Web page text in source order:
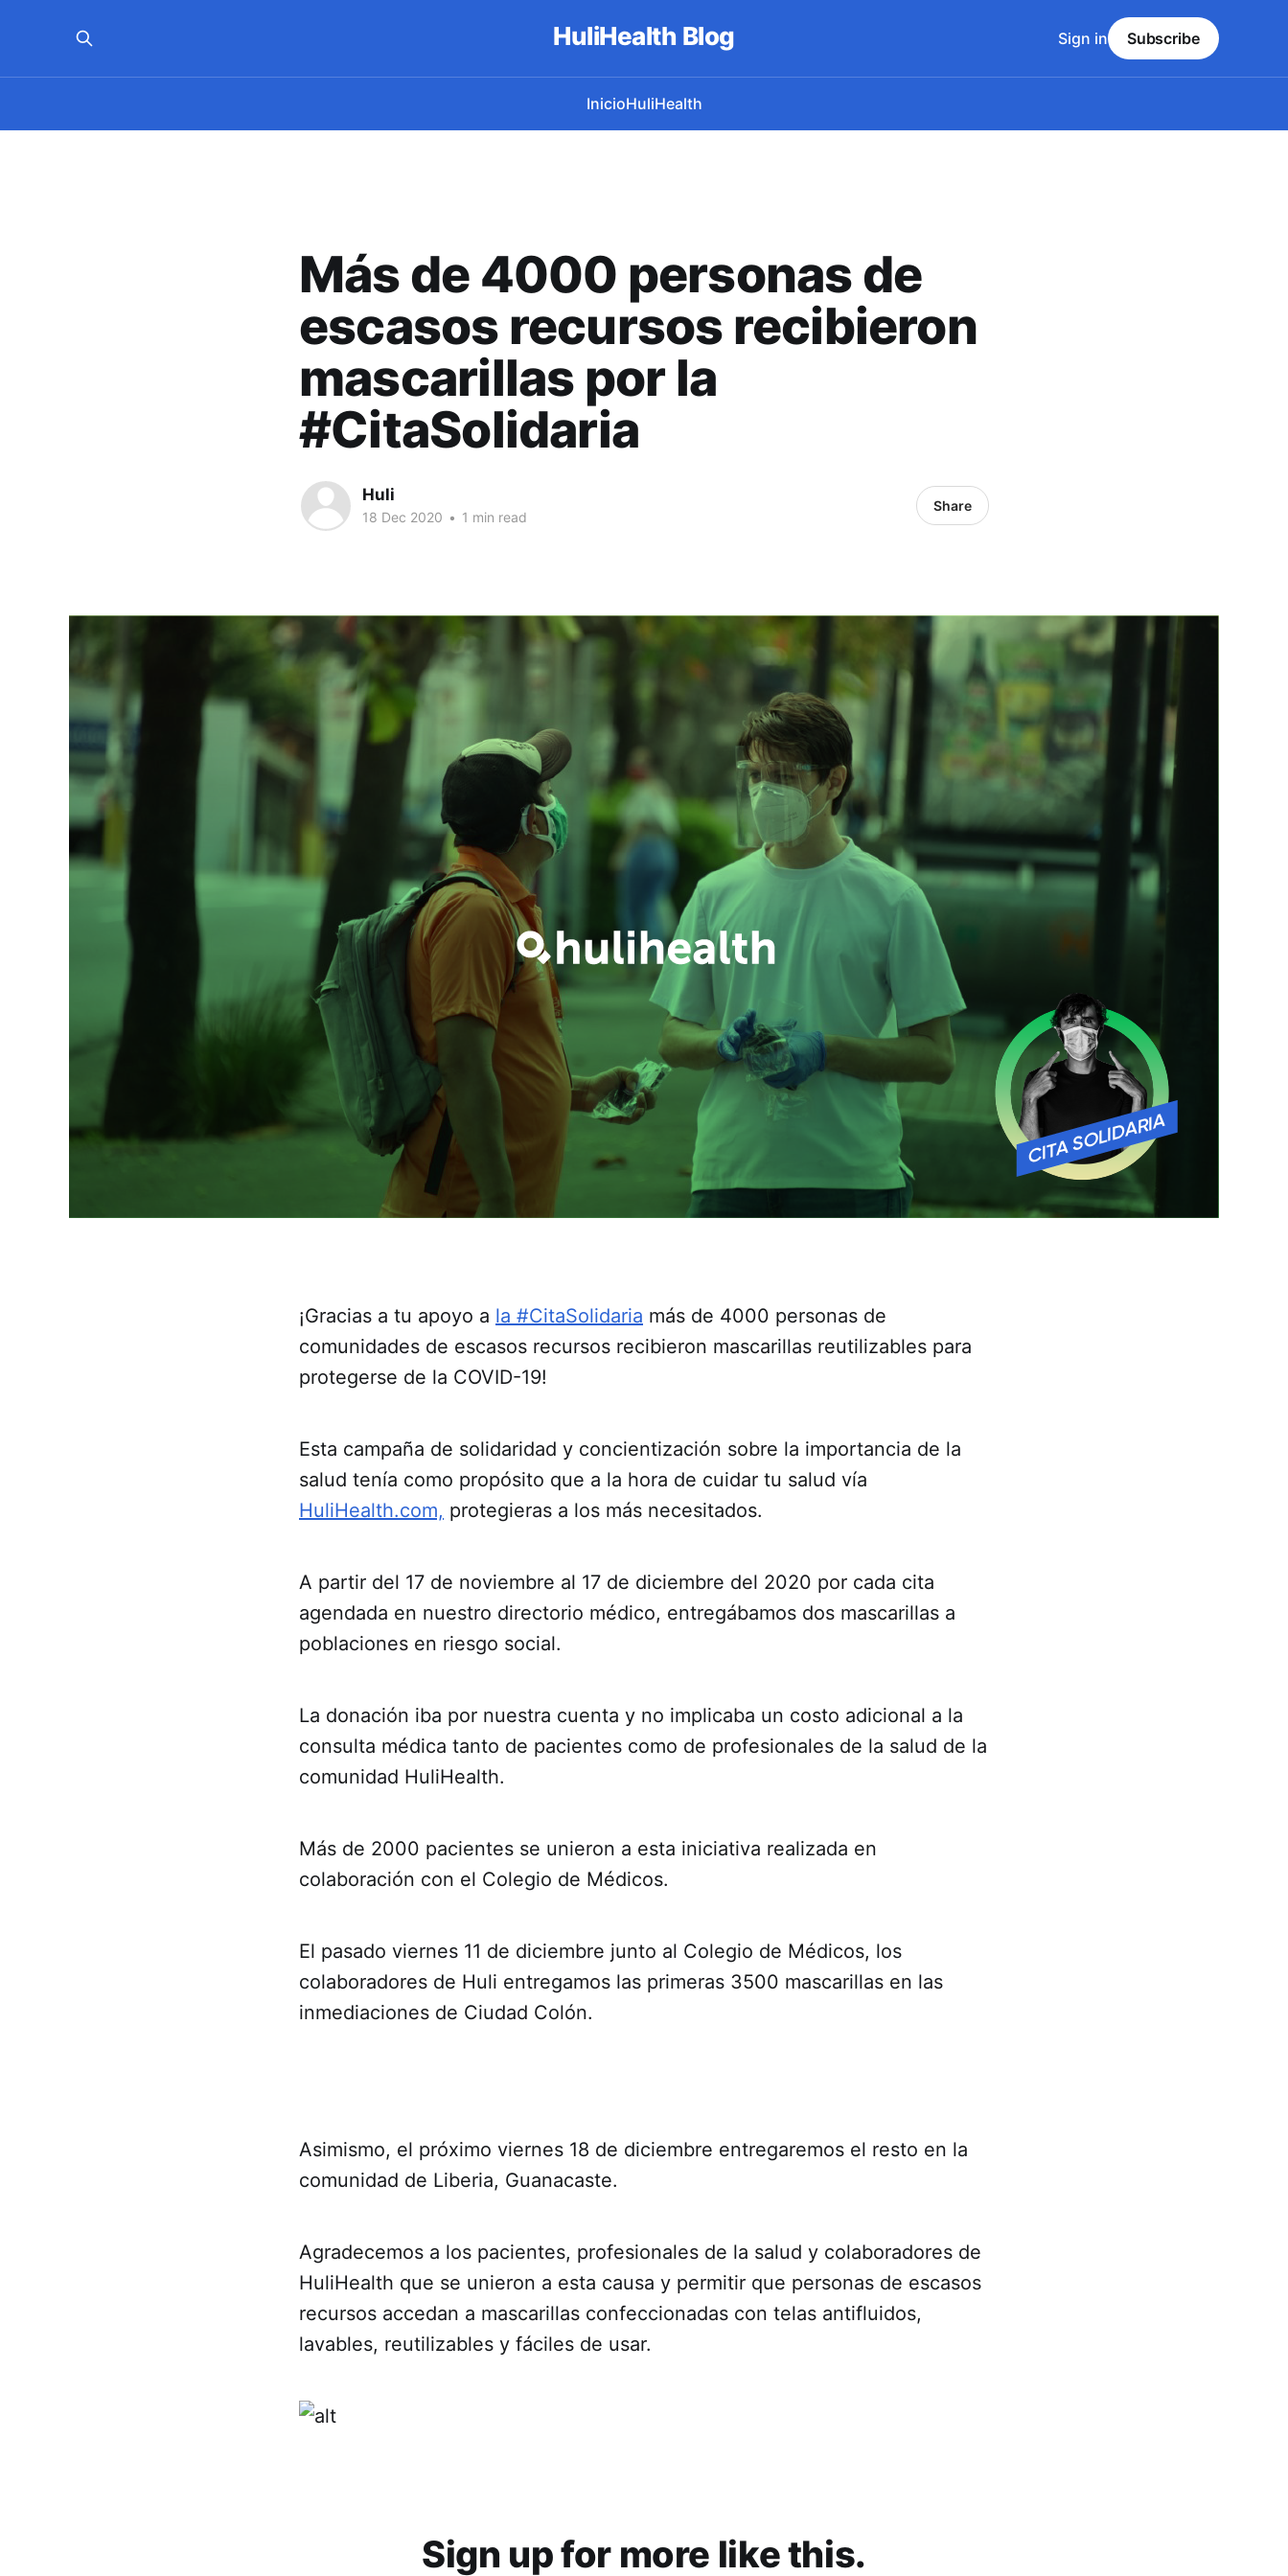
HuliHealth Blog
InicioHuliHealth
Sign in Subscribe
Más de 4000 personas de
escasos recursos recibieron
mascarillas por la
#CitaSolidaria
Huli
18 Dec 2020 • 1 min read
Share
¡Gracias a tu apoyo a la #CitaSolidaria más de 4000 personas de
comunidades de escasos recursos recibieron mascarillas reutilizables para
protegerse de la COVID-19!
Esta campaña de solidaridad y concientización sobre la importancia de la
salud tenía como propósito que a la hora de cuidar tu salud vía
HuliHealth.com, protegieras a los más necesitados.
A partir del 17 de noviembre al 17 de diciembre del 2020 por cada cita
agendada en nuestro directorio médico, entregábamos dos mascarillas a
poblaciones en riesgo social.
La donación iba por nuestra cuenta y no implicaba un costo adicional a la
consulta médica tanto de pacientes como de profesionales de la salud de la
comunidad HuliHealth.
Más de 2000 pacientes se unieron a esta iniciativa realizada en
colaboración con el Colegio de Médicos.
El pasado viernes 11 de diciembre junto al Colegio de Médicos, los
colaboradores de Huli entregamos las primeras 3500 mascarillas en las
inmediaciones de Ciudad Colón.
Asimismo, el próximo viernes 18 de diciembre entregaremos el resto en la
comunidad de Liberia, Guanacaste.
Agradecemos a los pacientes, profesionales de la salud y colaboradores de
HuliHealth que se unieron a esta causa y permitir que personas de escasos
recursos accedan a mascarillas confeccionadas con telas antifluidos,
lavables, reutilizables y fáciles de usar.
Sign up for more like this.